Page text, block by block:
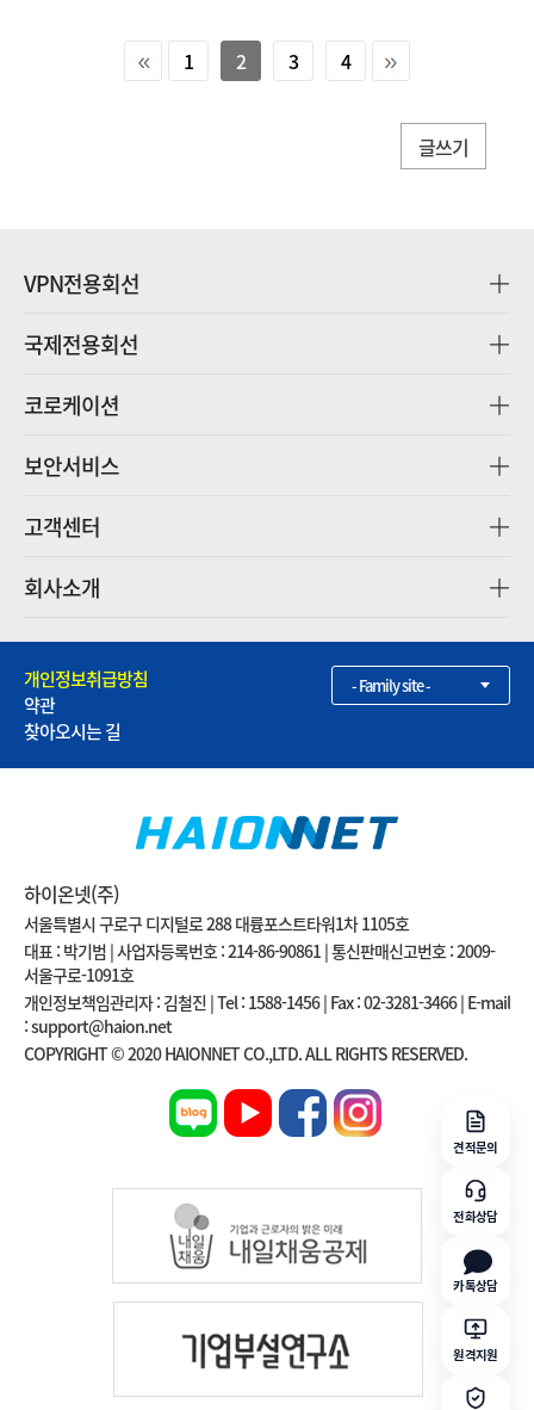
1 2 3 4
글쓰기
VPN전용회선
국제전용회선
코로케이션
보안서비스
고객센터
회사소개
개인정보취급방침
약관
찾아오시는 길
- Family site -
하이온넷(주)
서울특별시 구로구 디지털로 288 대륭포스트타워1차 1105호
대표 : 박기범 | 사업자등록번호 : 214-86-90861 | 통신판매신고번호 : 2009-
서울구로-1091호
개인정보책임관리자 : 김철진 | Tel : 1588-1456 | Fax : 02-3281-3466 | E-mail
: support@haion.net
COPYRIGHT © 2020 HAIONNET CO.,LTD. ALL RIGHTS RESERVED.
견적문의
전화상담
카톡상담
원격지원